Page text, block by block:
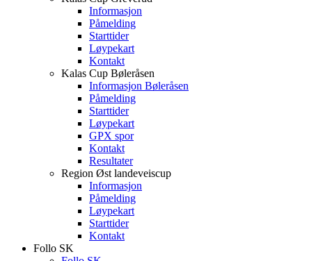
Informasjon
Påmelding
Starttider
Løypekart
Kontakt
Kalas Cup Bøleråsen
Informasjon Bøleråsen
Påmelding
Starttider
Løypekart
GPX spor
Kontakt
Resultater
Region Øst landeveiscup
Informasjon
Påmelding
Løypekart
Starttider
Kontakt
Follo SK